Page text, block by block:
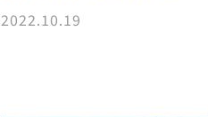
2022.10.19